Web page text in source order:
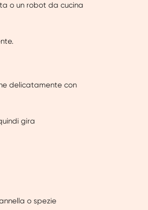
o un robot da cucina
delicatamente con
gira
o spezie